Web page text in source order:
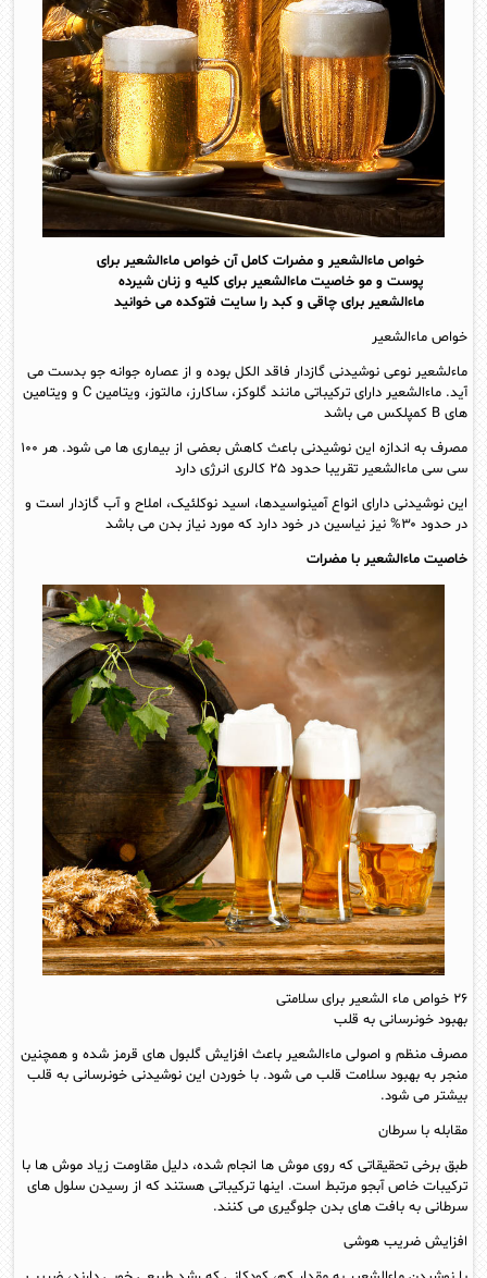
خواص ماءالشعیر و مضرات کامل آن خواص ماءالشعیر برای
پوست و مو خاصیت ماءالشعیر برای کلیه و زنان شیرده
ماءالشعیر برای چاقی و کبد را سایت فتوکده می خوانید
خواص ماءالشعیر
ماءلشعیر نوعی نوشیدنی گازدار فاقد الکل بوده و از عصاره جوانه جو بدست می
آید. ماءالشعیر دارای ترکیباتی مانند گلوکز، ساکارز، مالتوز، ویتامین C و ویتامین
های B کمپلکس می باشد
مصرف به اندازه این نوشیدنی باعث کاهش بعضی از بیماری ها می شود. هر ۱۰۰
سی سی ماءالشعیر تقریبا حدود ۲۵ کالری انرژی دارد
این نوشیدنی دارای انواع آمینواسیدها، اسید نوکلئیک، املاح و آب گازدار است و
در حدود ۳۰% نیز نیاسین در خود دارد که مورد نیاز بدن می باشد
خاصیت ماءالشعیر با مضرات
۲۶ خواص ماء الشعیر برای سلامتی
بهبود خونرسانی به قلب
مصرف منظم و اصولی ماءالشعیر باعث افزایش گلبول های قرمز شده و همچنین
منجر به بهبود سلامت قلب می شود. با خوردن این نوشیدنی خونرسانی به قلب
بیشتر می شود.
مقابله با سرطان
طبق برخی تحقیقاتی که روی موش ها انجام شده، دلیل مقاومت زیاد موش ها با
ترکیبات خاص آبجو مرتبط است. اینها ترکیباتی هستند که از رسیدن سلول های
سرطانی به بافت های بدن جلوگیری می کنند.
افزایش ضریب هوشی